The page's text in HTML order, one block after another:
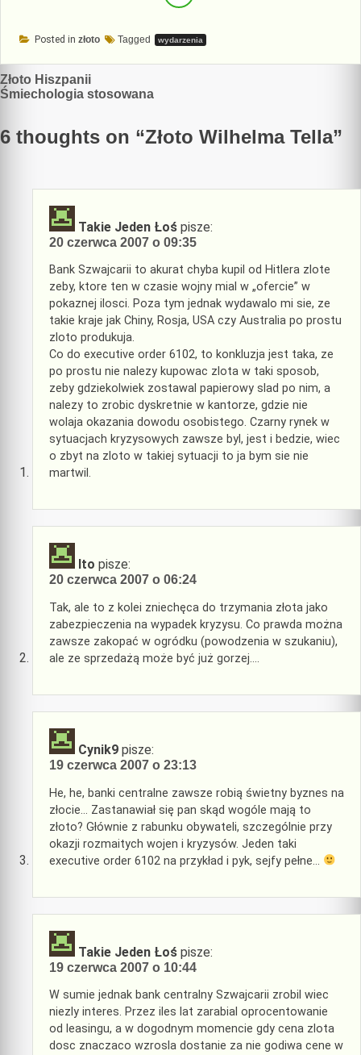
Posted in złoto Tagged wydarzenia
Nawigacja
wpisu
Złoto Hiszpanii
Śmiechologia stosowana
6 thoughts on “Złoto Wilhelma Tella”
Takie Jeden Łoś pisze:
20 czerwca 2007 o 09:35
Bank Szwajcarii to akurat chyba kupil od Hitlera zlote
zeby, ktore ten w czasie wojny mial w „ofercie” w
pokaznej ilosci. Poza tym jednak wydawalo mi sie, ze
takie kraje jak Chiny, Rosja, USA czy Australia po prostu
zloto produkuja.
Co do executive order 6102, to konkluzja jest taka, ze
po prostu nie nalezy kupowac zlota w taki sposob,
zeby gdziekolwiek zostawal papierowy slad po nim, a
nalezy to zrobic dyskretnie w kantorze, gdzie nie
wolaja okazania dowodu osobistego. Czarny rynek w
sytuacjach kryzysowych zawsze byl, jest i bedzie, wiec
o zbyt na zloto w takiej sytuacji to ja bym sie nie
martwil.
Ito pisze:
20 czerwca 2007 o 06:24
Tak, ale to z kolei zniechęca do trzymania złota jako
zabezpieczenia na wypadek kryzysu. Co prawda można
zawsze zakopać w ogródku (powodzenia w szukaniu),
ale ze sprzedażą może być już gorzej….
Cynik9 pisze:
19 czerwca 2007 o 23:13
He, he, banki centralne zawsze robią świetny byznes na
złocie… Zastanawiał się pan skąd wogóle mają to
złoto? Głównie z rabunku obywateli, szczególnie przy
okazji rozmaitych wojen i kryzysów. Jeden taki
executive order 6102 na przykład i pyk, sejfy pełne…
Takie Jeden Łoś pisze:
19 czerwca 2007 o 10:44
W sumie jednak bank centralny Szwajcarii zrobil wiec
niezly interes. Przez iles lat zarabial oprocentowanie
od leasingu, a w dogodnym momencie gdy cena zlota
dosc znaczaco wzrosla dostanie za nie godiwa cene w